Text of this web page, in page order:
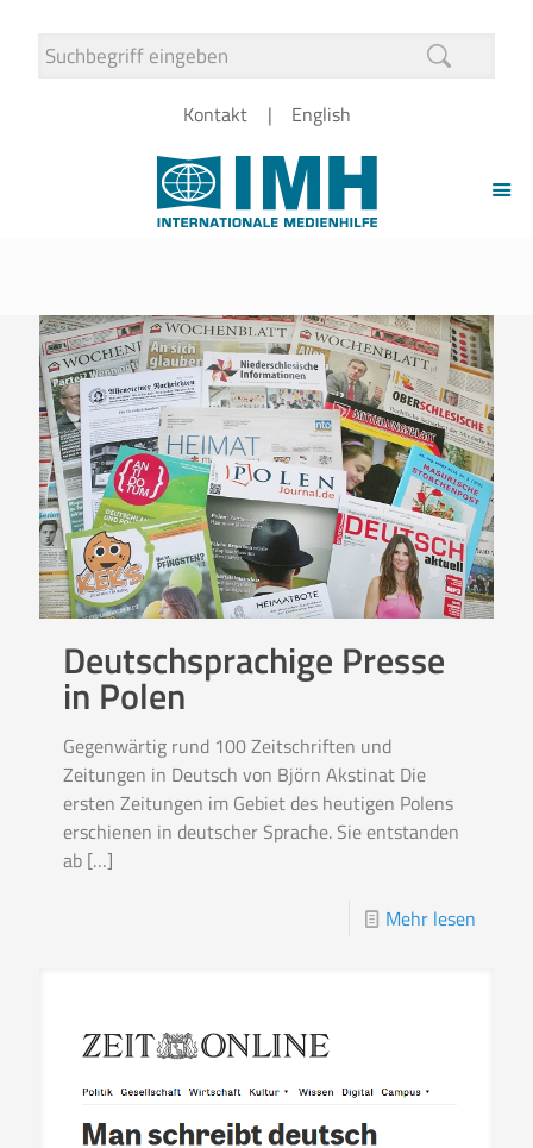
Kontakt English
Deutschsprachige Presse
in Polen
Gegenwärtig rund 100 Zeitschriften und
Zeitungen in Deutsch von Björn Akstinat Die
ersten Zeitungen im Gebiet des heutigen Polens
erschienen in deutscher Sprache. Sie entstanden
ab […]
Mehr lesen